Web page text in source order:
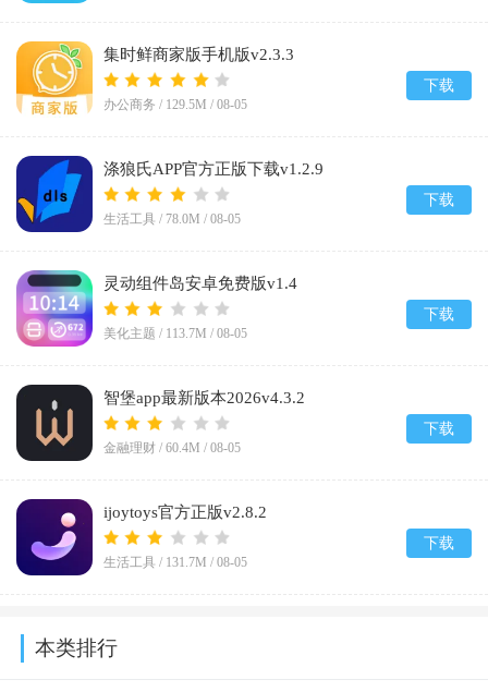
集时鲜商家版手机版v2.3.3
办公商务 / 129.5M / 08-05
下载
涤狼氏APP官方正版下载v1.2.9
生活工具 / 78.0M / 08-05
下载
灵动组件岛安卓免费版v1.4
美化主题 / 113.7M / 08-05
下载
智堡app最新版本2026v4.3.2
金融理财 / 60.4M / 08-05
下载
ijoytoys官方正版v2.8.2
生活工具 / 131.7M / 08-05
下载
本类排行